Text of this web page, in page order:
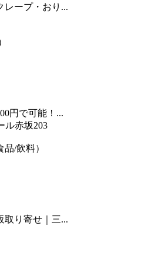
レープ・おり...
円で可能！...
ル赤坂203
/飲料）
取り寄せ｜三...